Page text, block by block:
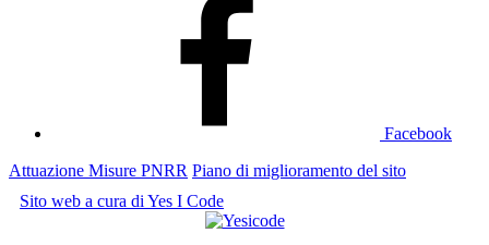
Facebook
Attuazione Misure PNRR Piano di miglioramento del sito
Sito web a cura di Yes I Code